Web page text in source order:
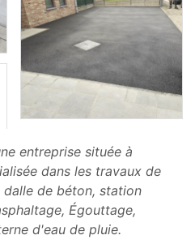
entreprise située à
dans les travaux de
de béton, station
Égouttage,
d'eau de pluie.